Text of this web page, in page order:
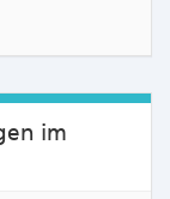
im